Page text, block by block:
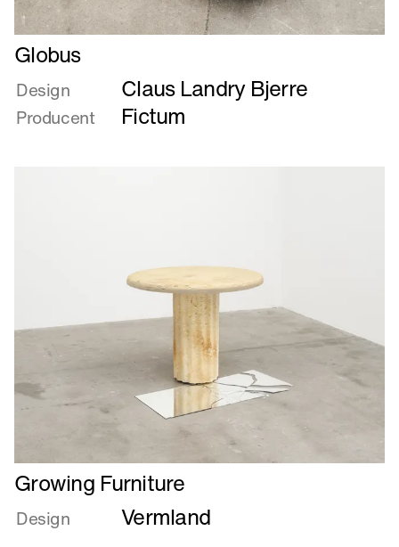
Læs
mere
om
Globus
Globus
Design Claus Landry Bjerre
Producent Fictum
Læs
mere
om
Growing Furniture
Design Vermland